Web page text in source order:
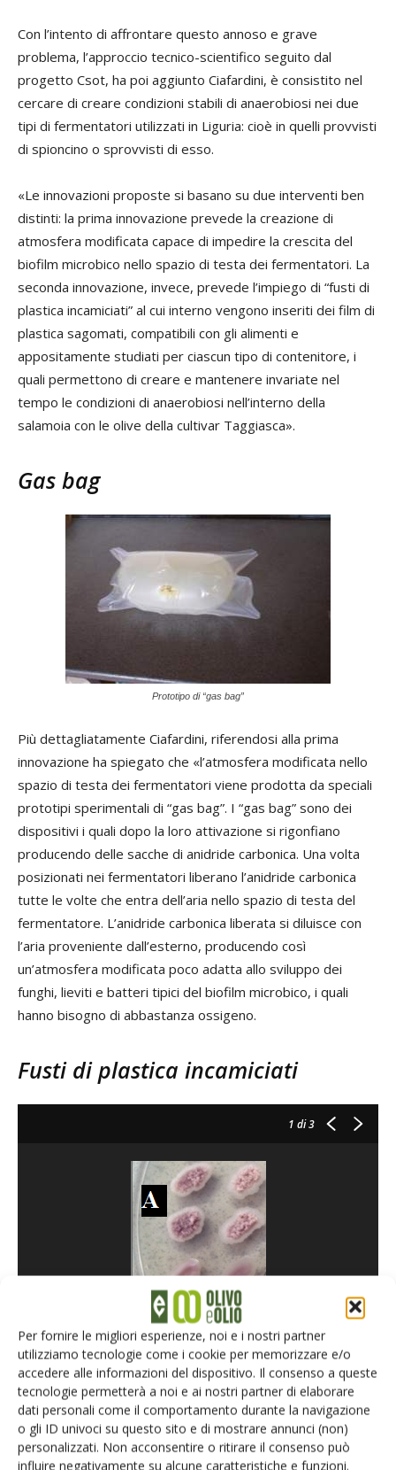
Per fornire le migliori esperienze, noi e i nostri partner
utilizziamo tecnologie come i cookie per memorizzare e/o
accedere alle informazioni del dispositivo. Il consenso a queste
tecnologie permetterà a noi e ai nostri partner di elaborare
dati personali come il comportamento durante la navigazione
o gli ID univoci su questo sito e di mostrare annunci (non)
personalizzati. Non acconsentire o ritirare il consenso può
influire negativamente su alcune caratteristiche e funzioni.
Con l’intento di affrontare questo annoso e grave
problema, l’approccio tecnico-scientifico seguito dal
progetto Csot, ha poi aggiunto Ciafardini, è consistito nel
cercare di creare condizioni stabili di anaerobiosi nei due
tipi di fermentatori utilizzati in Liguria: cioè in quelli provvisti
di spioncino o sprovvisti di esso.
«Le innovazioni proposte si basano su due interventi ben
distinti: la prima innovazione prevede la creazione di
atmosfera modificata capace di impedire la crescita del
biofilm microbico nello spazio di testa dei fermentatori. La
seconda innovazione, invece, prevede l’impiego di “fusti di
plastica incamiciati” al cui interno vengono inseriti dei film di
plastica sagomati, compatibili con gli alimenti e
appositamente studiati per ciascun tipo di contenitore, i
quali permettono di creare e mantenere invariate nel
tempo le condizioni di anaerobiosi nell’interno della
salamoia con le olive della cultivar Taggiasca».
Gas bag
Prototipo di “gas bag”
Più dettagliatamente Ciafardini, riferendosi alla prima
innovazione ha spiegato che «l’atmosfera modificata nello
spazio di testa dei fermentatori viene prodotta da speciali
prototipi sperimentali di “gas bag”. I “gas bag” sono dei
dispositivi i quali dopo la loro attivazione si rigonfiano
producendo delle sacche di anidride carbonica. Una volta
posizionati nei fermentatori liberano l’anidride carbonica
tutte le volte che entra dell’aria nello spazio di testa del
fermentatore. L’anidride carbonica liberata si diluisce con
l’aria proveniente dall’esterno, producendo così
un’atmosfera modificata poco adatta allo sviluppo dei
funghi, lieviti e batteri tipici del biofilm microbico, i quali
hanno bisogno di abbastanza ossigeno.
Fusti di plastica incamiciati
1 di 3
Variante “filmogena” (A) oppure “non filmogena” (B) del lievito Pichia manshurica
presente rispettivamente nelle salamoie esposte all’aria oppure in condizioni di
anaerobiosi
La seconda innovazione riguardante invece l’impiego dei